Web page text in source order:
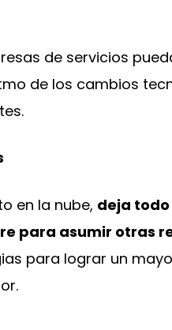
de servicios
de los cambios
en la nube, deja
para asumir otras
para lograr un